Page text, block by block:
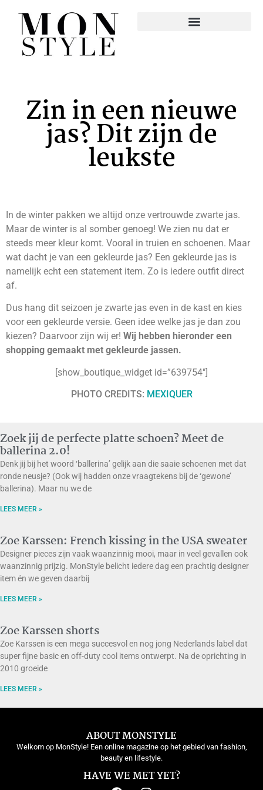
Zin in een nieuwe
jas? Dit zijn de
leukste
In de winter pakken we altijd onze vertrouwde zwarte jas.
Maar de winter is al somber genoeg! We zien nu dat er
steeds meer kleur komt. Vooral in truien en schoenen. Maar
wat dacht je van een gekleurde jas? Een gekleurde jas is
namelijk echt een statement item. Zo is iedere outfit direct
af.
Dus hang dit seizoen je zwarte jas even in de kast en kies
voor een gekleurde versie. Geen idee welke jas je dan zou
kiezen? Daarvoor zijn wij er! Wij hebben hieronder een
shopping gemaakt met gekleurde jassen.
[show_boutique_widget id=”639754″]
PHOTO CREDITS: MEXIQUER
Zoek jij de perfecte platte schoen? Meet de
ballerina 2.0!
Denk jij bij het woord ‘ballerina’ gelijk aan die saaie schoenen met dat
ronde neusje? (Ook wij hadden onze vraagtekens bij de ‘gewone’
ballerina). Maar nu we de
LEES MEER »
Zoe Karssen: French kissing in the USA sweater
Designer pieces zijn vaak waanzinnig mooi, maar in veel gevallen ook
waanzinnig prijzig. MonStyle belicht iedere dag een prachtig designer
item én we geven daarbij
LEES MEER »
Zoe Karssen shorts
Zoe Karssen is een mega succesvol en nog jong Nederlands label dat
super fijne basic en off-duty cool items ontwerpt. Na de oprichting in
2010 groeide
LEES MEER »
ABOUT MONSTYLE
Welkom op MonStyle! Een online magazine op het gebied van fashion,
beauty en lifestyle.
HAVE WE MET YET?